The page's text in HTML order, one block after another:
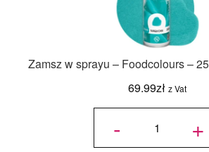
Zamsz w sprayu – Foodcolours –
69.99zł z Vat
-
ilość Zamsz
- 250 ml
Turkusowy +